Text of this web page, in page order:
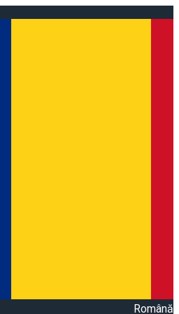
Română